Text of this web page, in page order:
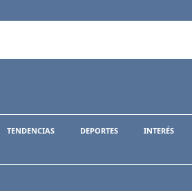
TENDENCIAS DEPORTES INTERÉS